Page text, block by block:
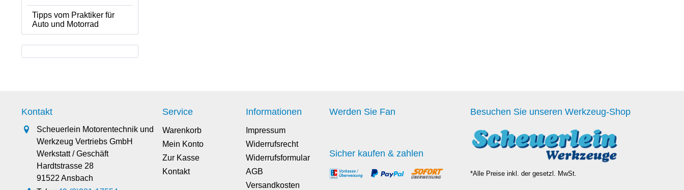
Tipps vom Praktiker für
Auto und Motorrad
Kontakt
Scheuerlein Motorentechnik und
Werkzeug Vertriebs GmbH
Werkstatt / Geschäft
Hardtstrasse 28
91522 Ansbach
Service
Warenkorb
Mein Konto
Zur Kasse
Kontakt
Informationen
Impressum
Widerrufsrecht
Widerrufsformular
AGB
Versandkosten
Werden Sie Fan
Sicher kaufen & zahlen
Besuchen Sie unseren Werkzeug-Shop
*Alle Preise inkl. der gesetzl. MwSt.